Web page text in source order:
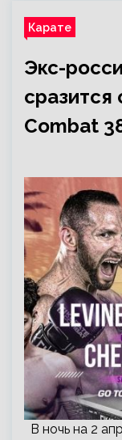
Карате
Экс-
сразится
Combat
В ночь на 2